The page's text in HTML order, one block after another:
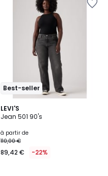
Best-seller
LEVI'S
Jean 501 90's
à partir de
110,00 €
89,42 € -22%
4,5
/ 5
4
Couleurs